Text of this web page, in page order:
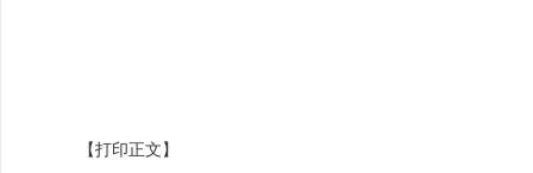
【打印正文】